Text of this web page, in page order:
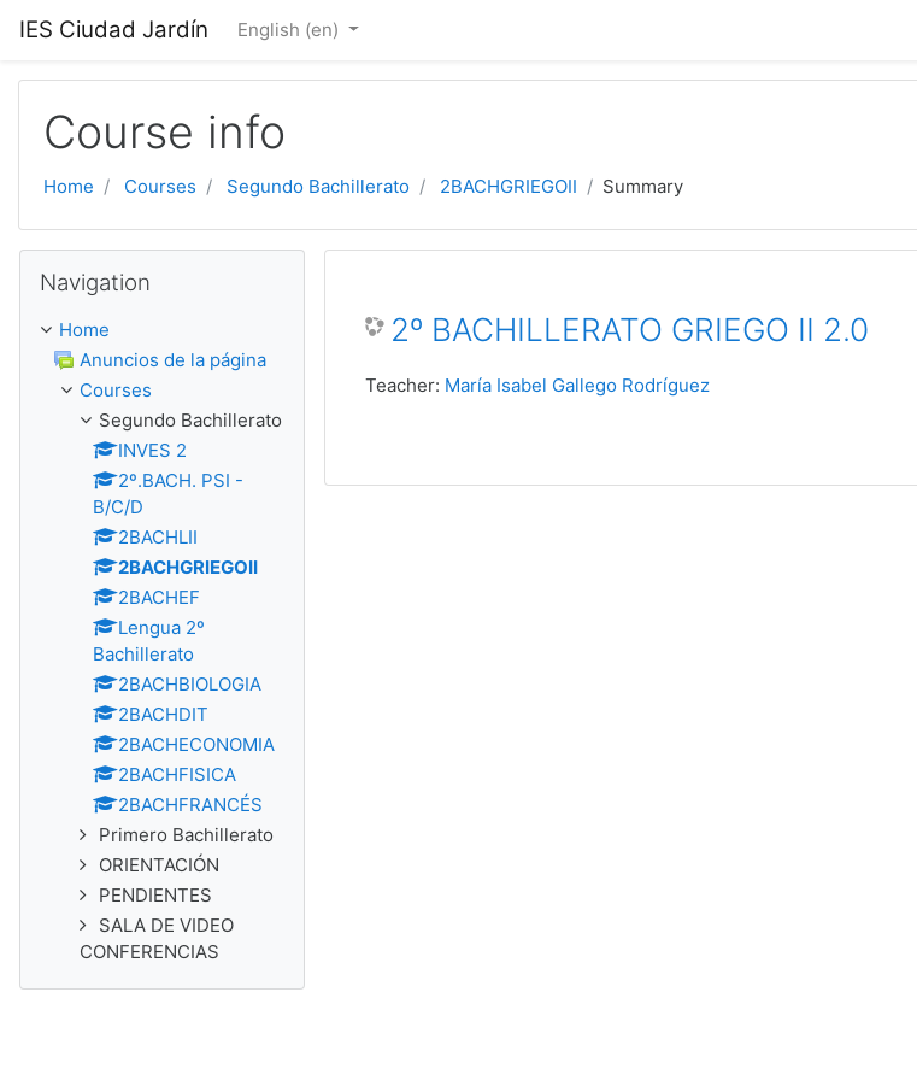
IES Ciudad Jardín English ‎(en)‎
Course info
Home Courses Segundo Bachillerato 2BACHGRIEGOII Summary
2º BACHILLERATO GRIEGO II 2.0
Teacher: María Isabel Gallego Rodríguez
Navigation
Home
Anuncios de la página
Courses
Segundo Bachillerato
INVES 2
2º.BACH. PSI -
B/C/D
2BACHLII
2BACHGRIEGOII
2BACHEF
Lengua 2º
Bachillerato
2BACHBIOLOGIA
2BACHDIT
2BACHECONOMIA
2BACHFISICA
2BACHFRANCÉS
Primero Bachillerato
ORIENTACIÓN
PENDIENTES
SALA DE VIDEO
CONFERENCIAS